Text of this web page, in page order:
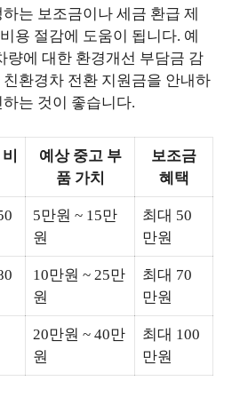
는 보조금이나 세금 환급 제
용 절감에 도움이 됩니다. 예
량에 대한 환경개선 부담금 감
환경차 전환 지원금을 안내하
는 것이 좋습니다.
예상 중고 부
품 가치
보조금
혜택
5만원 ~ 15만
원
최대 50
만원
10만원 ~ 25만
원
최대 70
만원
20만원 ~ 40만
원
최대 100
만원